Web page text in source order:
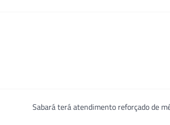
Sabará terá atendimento reforçado de